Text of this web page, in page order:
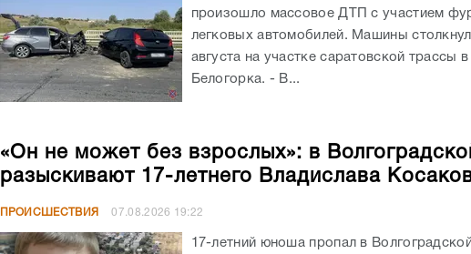
произошло массовое ДТП с участием
легковых автомобилей. Машины
августа на участке саратовской трассы
Белогорка. - В...
«Он не может без взрослых»: в
разыскивают 17-летнего Владислава
ПРОИСШЕСТВИЯ 07.08.2026 19:22
17-летний юноша пропал в